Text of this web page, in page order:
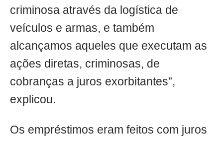
criminosa através da logística de
veículos e armas, e também
alcançamos aqueles que executam as
ações diretas, criminosas, de
cobranças a juros exorbitantes”,
explicou.
Os empréstimos eram feitos com juros